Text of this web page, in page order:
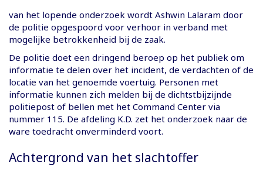
van het lopende onderzoek wordt Ashwin Lalaram door
de politie opgespoord voor verhoor in verband met
mogelijke betrokkenheid bij de zaak.
De politie doet een dringend beroep op het publiek om
informatie te delen over het incident, de verdachten of de
locatie van het genoemde voertuig. Personen met
informatie kunnen zich melden bij de dichtstbijzijnde
politiepost of bellen met het Command Center via
nummer 115. De afdeling K.D. zet het onderzoek naar de
ware toedracht onverminderd voort.
Achtergrond van het slachtoffer